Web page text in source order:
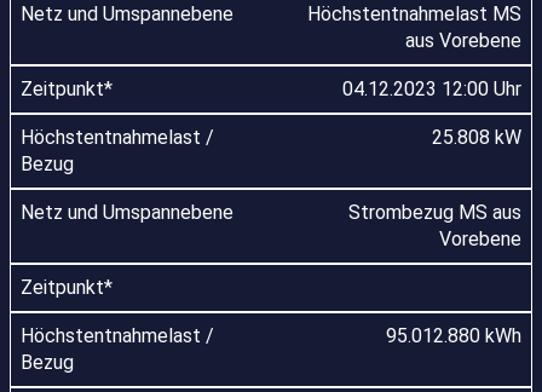
Höchstentnahmelast MS
aus Vorebene
04.12.2023 12:00 Uhr
25.808 kW
Strombezug MS aus
Vorebene
95.012.880 kWh